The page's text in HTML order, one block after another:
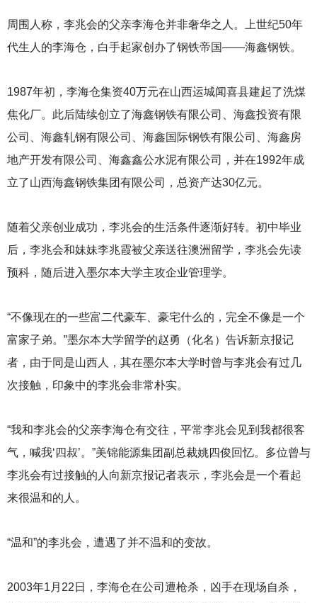
周围人称，李兆会的父亲李海仓并非奢华之人。上世纪50年
代生人的李海仓，白手起家创办了钢铁帝国——海鑫钢铁。
1987年初，李海仓集资40万元在山西运城闻喜县建起了洗煤
焦化厂。此后陆续创立了海鑫钢铁有限公司、海鑫投资有限
公司、海鑫轧钢有限公司、海鑫国际钢铁有限公司、海鑫房
地产开发有限公司、海鑫鑫公水泥有限公司，并在1992年成
立了山西海鑫钢铁集团有限公司，总资产达30亿元。
随着父亲创业成功，李兆会的生活条件逐渐好转。初中毕业
后，李兆会和妹妹李兆霞被父亲送往澳洲留学，李兆会先读
预科，随后进入墨尔本大学主攻企业管理学。
“不像现在的一些富二代豪车、豪宅什么的，完全不像是一个
富家子弟。”墨尔本大学留学的赵勇（化名）告诉新京报记
者，由于同是山西人，其在墨尔本大学时曾与李兆会有过几
次接触，印象中的李兆会非常朴实。
“我和李兆会的父亲李海仓有交往，平常李兆会见到我都很客
气，喊我‘四叔’。”美锦能源集团副总裁姚四俊回忆。多位曾与
李兆会有过接触的人向新京报记者表示，李兆会是一个看起
来很温和的人。
“温和”的李兆会，遭遇了并不温和的变故。
2003年1月22日，李海仓在公司遭枪杀，凶手在现场自杀，